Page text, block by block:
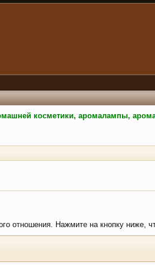
косметики, аромалампы,
отношения. Нажмите на кнопку ниже,